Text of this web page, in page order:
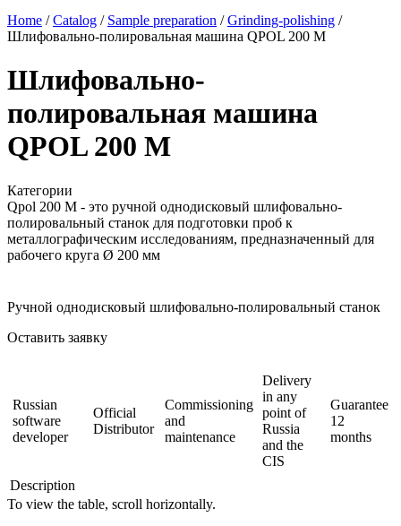
Home /Catalog / Sample preparation /Grinding-polishing /
Шлифовально-полировальная машина QPOL 200 M
Шлифовально-
полировальная машина
QPOL 200 M
Категории
Qpol 200 M - это ручной однодисковый шлифовально-
полировальный станок для подготовки проб к
металлографическим исследованиям, предназначенный для
рабочего круга Ø 200 мм
Ручной однодисковый шлифовально-полировальный станок
Оставить заявку
Russian
software
developer
Official
Distributor
Commissioning
and
maintenance
Delivery
in any
point of
Russia
and the
CIS
Guarantee
12
months
Description
To view the table, scroll horizontally.